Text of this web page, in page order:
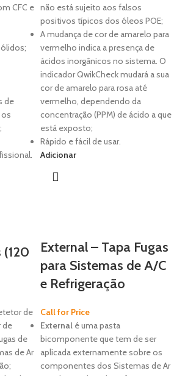
CFC e
de
não está sujeito aos falsos
positivos típicos dos óleos POE;
A mudança de cor de amarelo para
vermelho indica a presença de
ácidos inorgânicos no sistema. O
indicador QwikCheck mudará a sua
cor de amarelo para rosa até
vermelho, dependendo da
concentração (PPM) de ácido a que
está exposto;
Rápido e fácil de usar.
Adicionar
de
de
de
de Ar
External – Tapa Fugas
para Sistemas de A/C
e Refrigeração
Call for Price
External é uma pasta
bicomponente que tem de ser
aplicada externamente sobre os
componentes dos Sistemas de Ar